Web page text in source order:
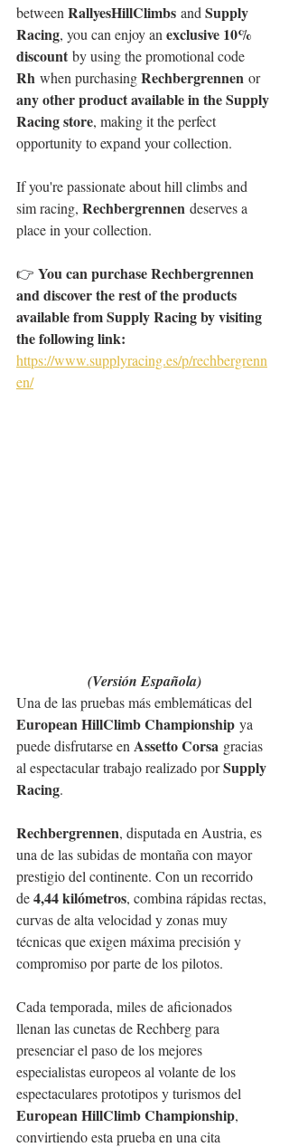
between RallyesHillClimbs and Supply
Racing, you can enjoy an exclusive 10%
discount by using the promotional code
Rh when purchasing Rechbergrennen or
any other product available in the Supply
Racing store, making it the perfect
opportunity to expand your collection.
If you're passionate about hill climbs and
sim racing, Rechbergrennen deserves a
place in your collection.
👉 You can purchase Rechbergrennen
and discover the rest of the products
available from Supply Racing by visiting
the following link:
https://www.supplyracing.es/p/rechbergrenn
en/
(Versión Española)
Una de las pruebas más emblemáticas del
European HillClimb Championship ya
puede disfrutarse en Assetto Corsa gracias
al espectacular trabajo realizado por Supply
Racing.
Rechbergrennen, disputada en Austria, es
una de las subidas de montaña con mayor
prestigio del continente. Con un recorrido
de 4,44 kilómetros, combina rápidas rectas,
curvas de alta velocidad y zonas muy
técnicas que exigen máxima precisión y
compromiso por parte de los pilotos.
Cada temporada, miles de aficionados
llenan las cunetas de Rechberg para
presenciar el paso de los mejores
especialistas europeos al volante de los
espectaculares prototipos y turismos del
European HillClimb Championship,
convirtiendo esta prueba en una cita